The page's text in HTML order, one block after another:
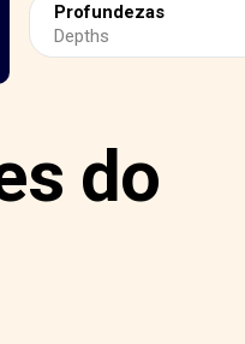
Profundezas
Depths
do